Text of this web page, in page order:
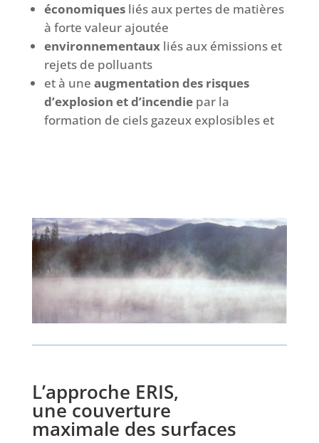
économiques liés aux pertes de matières
à forte valeur ajoutée
environnementaux liés aux émissions et
rejets de polluants
et à une augmentation des risques
d’explosion et d’incendie par la
formation de ciels gazeux explosibles et
L’approche ERIS,
une couverture
maximale des surfaces